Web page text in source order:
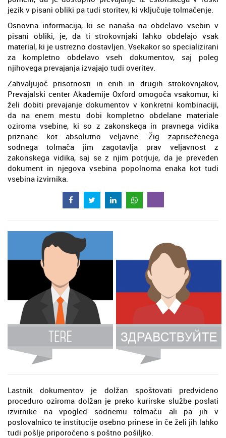
jezik v pisani obliki pa tudi storitev, ki vključuje tolmačenje.
Osnovna informacija, ki se nanaša na obdelavo vsebin v
pisani obliki, je, da ti strokovnjaki lahko obdelajo vsak
material, ki je ustrezno dostavljen. Vsekakor so specializirani
za kompletno obdelavo vseh dokumentov, saj poleg
njihovega prevajanja izvajajo tudi overitev.
Zahvaljujoč prisotnosti in enih in drugih strokovnjakov,
Prevajalski center Akademije Oxford omogoča vsakomur, ki
želi dobiti prevajanje dokumentov v konkretni kombinaciji,
da na enem mestu dobi kompletno obdelane materiale
oziroma vsebine, ki so z zakonskega in pravnega vidika
priznane kot absolutno veljavne. Žig zapriseženega
sodnega tolmača jim zagotavlja prav veljavnost z
zakonskega vidika, saj se z njim potrjuje, da je preveden
dokument in njegova vsebina popolnoma enaka kot tudi
vsebina izvirnika.
Lastnik dokumentov je dolžan spoštovati predvideno
proceduro oziroma dolžan je preko kurirske službe poslati
izvirnike na vpogled sodnemu tolmaču ali pa jih v
poslovalnico te institucije osebno prinese in če želi jih lahko
tudi pošlje priporočeno s poštno pošiljko.